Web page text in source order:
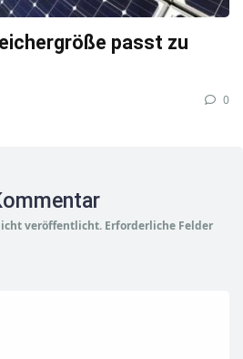
passt zu
0
veröffentlicht. Erforderliche Felder